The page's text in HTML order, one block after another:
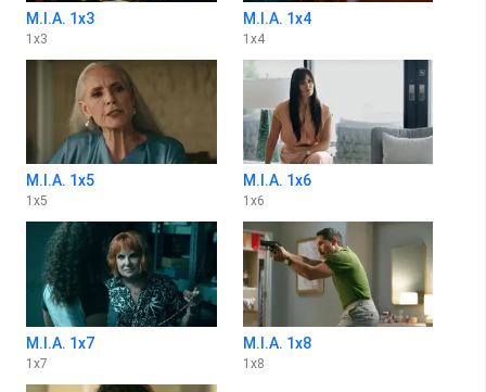
M.I.A. 1x3
1 x3
M.I.A. 1x4
1 x4
M.I.A. 1x5
1 x5
M.I.A. 1x6
1 x6
M.I.A. 1x7
1 x7
M.I.A. 1x8
1 x8